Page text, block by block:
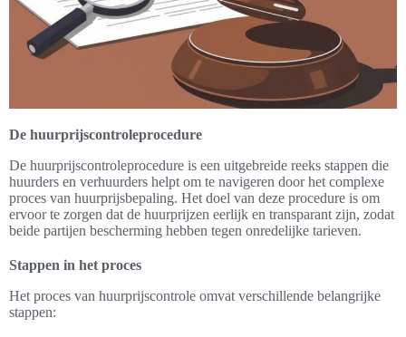
De huurprijscontroleprocedure
De huurprijscontroleprocedure is een uitgebreide reeks stappen die
huurders en verhuurders helpt om te navigeren door het complexe
proces van huurprijsbepaling. Het doel van deze procedure is om
ervoor te zorgen dat de huurprijzen eerlijk en transparant zijn, zodat
beide partijen bescherming hebben tegen onredelijke tarieven.
Stappen in het proces
Het proces van huurprijscontrole omvat verschillende belangrijke
stappen: